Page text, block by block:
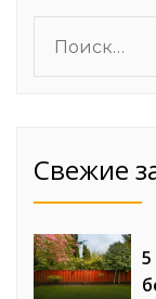
Свежие
5